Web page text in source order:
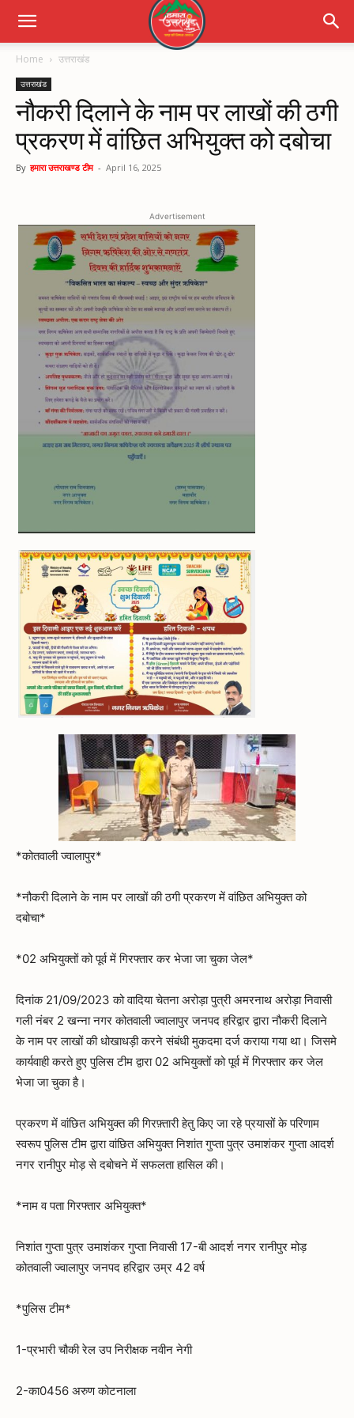
Home उत्तराखंड
उत्तराखंड
नौकरी दिलाने के नाम पर लाखों की ठगी
प्रकरण में वांछित अभियुक्त को दबोचा
By हमारा उत्तराखण्ड टीम - April 16, 2025
Advertisement
*कोतवाली ज्वालापुर*
*नौकरी दिलाने के नाम पर लाखों की ठगी प्रकरण में वांछित अभियुक्त को
दबोचा*
*02 अभियुक्तों को पूर्व में गिरफ्तार कर भेजा जा चुका जेल*
दिनांक 21/09/2023 को वादिया चेतना अरोड़ा पुत्री अमरनाथ अरोड़ा निवासी
गली नंबर 2 खन्ना नगर कोतवाली ज्वालापुर जनपद हरिद्वार द्वारा नौकरी दिलाने
के नाम पर लाखों की धोखाधड़ी करने संबंधी मुकदमा दर्ज कराया गया था। जिसमे
कार्यवाही करते हुए पुलिस टीम द्वारा 02 अभियुक्तों को पूर्व में गिरफ्तार कर जेल
भेजा जा चुका है।
प्रकरण में वांछित अभियुक्त की गिरफ़्तारी हेतु किए जा रहे प्रयासों के परिणाम
स्वरूप पुलिस टीम द्वारा वांछित अभियुक्त निशांत गुप्ता पुत्र उमाशंकर गुप्ता आदर्श
नगर रानीपुर मोड़ से दबोचने में सफलता हासिल की।
*नाम व पता गिरफ्तार अभियुक्त*
निशांत गुप्ता पुत्र उमाशंकर गुप्ता निवासी 17-बी आदर्श नगर रानीपुर मोड़
कोतवाली ज्वालापुर जनपद हरिद्वार उम्र 42 वर्ष
*पुलिस टीम*
1-प्रभारी चौकी रेल उप निरीक्षक नवीन नेगी
2-का0456 अरुण कोटनाला